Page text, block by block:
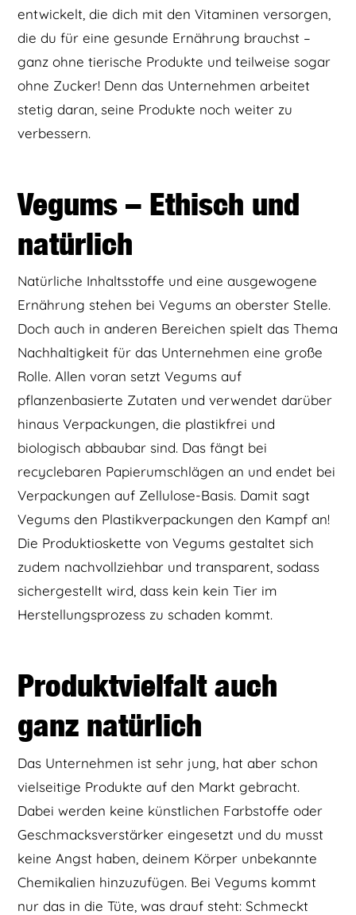
entwickelt, die dich mit den Vitaminen versorgen,
die du für eine gesunde Ernährung brauchst –
ganz ohne tierische Produkte und teilweise sogar
ohne Zucker! Denn das Unternehmen arbeitet
stetig daran, seine Produkte noch weiter zu
verbessern.
Vegums – Ethisch und
natürlich
Natürliche Inhaltsstoffe und eine ausgewogene
Ernährung stehen bei Vegums an oberster Stelle.
Doch auch in anderen Bereichen spielt das Thema
Nachhaltigkeit für das Unternehmen eine große
Rolle. Allen voran setzt Vegums auf
pflanzenbasierte Zutaten und verwendet darüber
hinaus Verpackungen, die plastikfrei und
biologisch abbaubar sind. Das fängt bei
recyclebaren Papierumschlägen an und endet bei
Verpackungen auf Zellulose-Basis. Damit sagt
Vegums den Plastikverpackungen den Kampf an!
Die Produktioskette von Vegums gestaltet sich
zudem nachvollziehbar und transparent, sodass
sichergestellt wird, dass kein kein Tier im
Herstellungsprozess zu schaden kommt.
Produktvielfalt auch
ganz natürlich
Das Unternehmen ist sehr jung, hat aber schon
vielseitige Produkte auf den Markt gebracht.
Dabei werden keine künstlichen Farbstoffe oder
Geschmacksverstärker eingesetzt und du musst
keine Angst haben, deinem Körper unbekannte
Chemikalien hinzuzufügen. Bei Vegums kommt
nur das in die Tüte, was drauf steht: Schmeckt